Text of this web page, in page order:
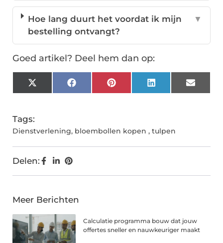
Hoe lang duurt het voordat ik mijn
bestelling ontvangt?
▼
Goed artikel? Deel hem dan op:
X
(Twitter)
FacebookPinterestLinkedInEmail
Tags:
Dienstverlening, bloembollen kopen , tulpen
Delen:
Meer Berichten
Calculatie programma bouw dat jouw
offertes sneller en nauwkeuriger maakt